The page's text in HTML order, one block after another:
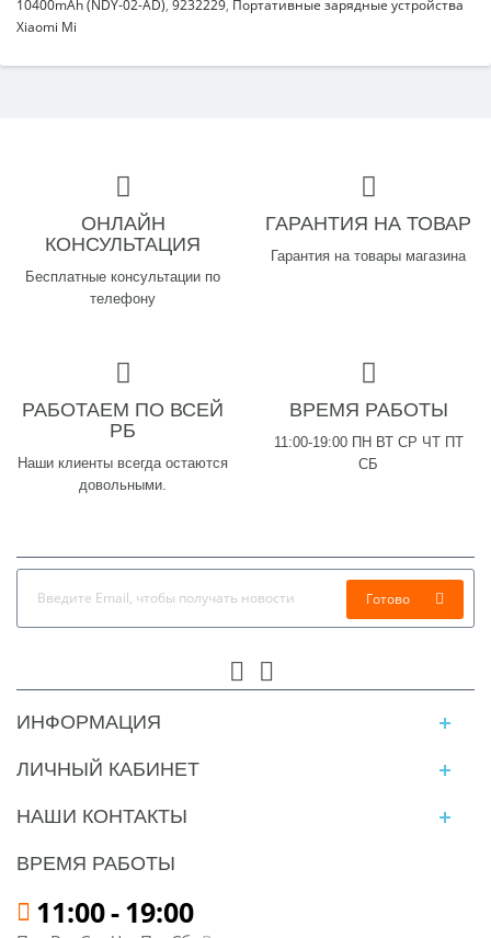
10400mAh (NDY-02-AD), 9232229, Портативные зарядные устройства
Xiaomi Mi
ОНЛАЙН
КОНСУЛЬТАЦИЯ
Бесплатные консультации по
телефону
ГАРАНТИЯ НА ТОВАР
Гарантия на товары магазина
РАБОТАЕМ ПО ВСЕЙ
РБ
Наши клиенты всегда остаются
довольными.
ВРЕМЯ РАБОТЫ
11:00-19:00 ПН ВТ СР ЧТ ПТ
СБ
Готово
ИНФОРМАЦИЯ
ЛИЧНЫЙ КАБИНЕТ
НАШИ КОНТАКТЫ
ВРЕМЯ РАБОТЫ
11:00-19:00